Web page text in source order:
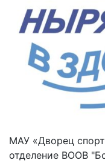
МАУ «Дворец
отделение ВООВ